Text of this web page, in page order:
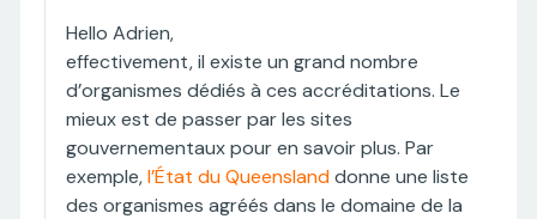
Hello Adrien,
effectivement, il existe un grand nombre
d’organismes dédiés à ces accréditations. Le
mieux est de passer par les sites
gouvernementaux pour en savoir plus. Par
exemple,l’État du Queenslanddonne une liste
des organismes agréés dans le domaine de la